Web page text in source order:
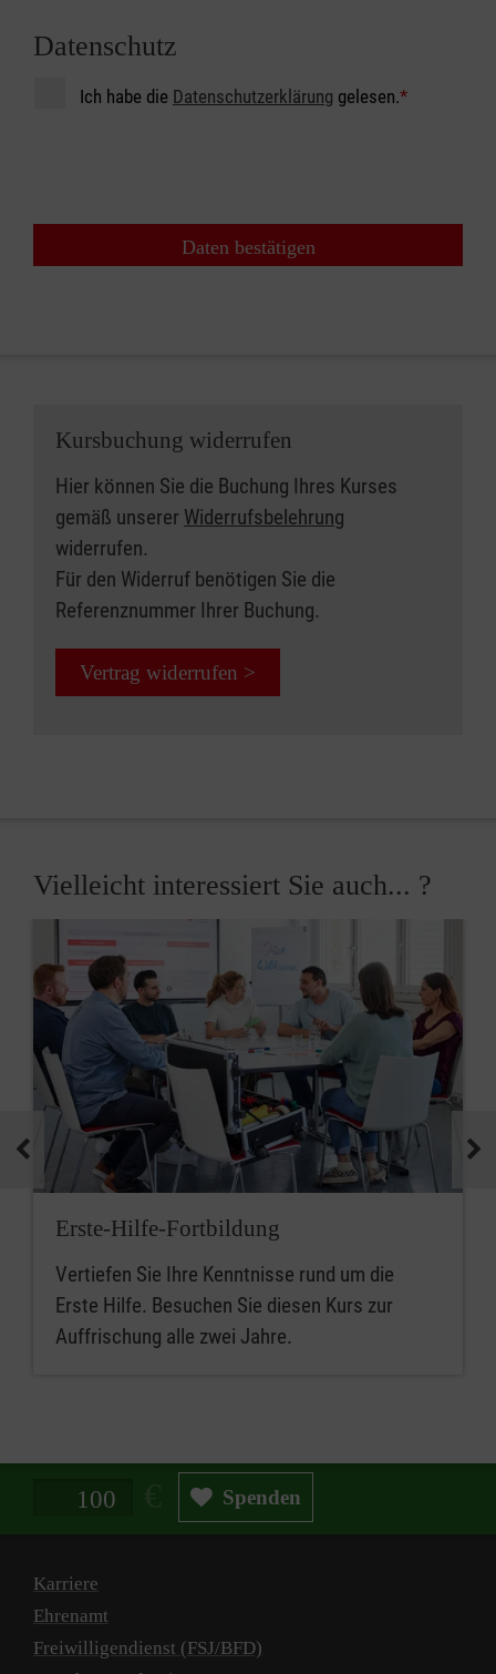
Datenschutz
Ich habe die Datenschutzerklärung gelesen.*
Daten bestätigen
Kursbuchung widerrufen
Hier können Sie die Buchung Ihres Kurses
gemäß unserer Widerrufsbelehrung
widerrufen.
Für den Widerruf benötigen Sie die
Referenznummer Ihrer Buchung.
Vertrag widerrufen >
Vielleicht interessiert Sie auch... ?
Erste-Hilfe-Fortbildung
Vertiefen Sie Ihre Kenntnisse rund um die
Erste Hilfe. Besuchen Sie diesen Kurs zur
Auffrischung alle zwei Jahre.
Spendenbetrag in Euro Spenden
Karriere
Ehrenamt
Freiwilligendienst (FSJ/BFD)